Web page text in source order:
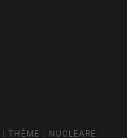
|THÈME : NUCLEARE